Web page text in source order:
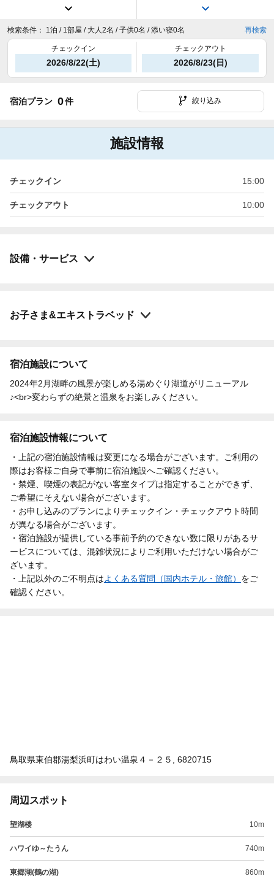
検索条件： 1泊 / 1部屋 / 大人2名 / 子供0名 / 添い寝0名 再検索
チェックイン
2026/8/22(土)
チェックアウト
2026/8/23(日)
宿泊プラン 0件 絞り込み
施設情報
チェックイン 15:00
チェックアウト 10:00
設備・サービス
お子さま&エキストラベッド
宿泊施設について
2024年2月湖畔の風景が楽しめる湯めぐり湖道がリニューアル
♪<br>変わらずの絶景と温泉をお楽しみください。
宿泊施設情報について
・上記の宿泊施設情報は変更になる場合がございます。ご利用の
際はお客様ご自身で事前に宿泊施設へご確認ください。
・禁煙、喫煙の表記がない客室タイプは指定することができず、
ご希望にそえない場合がございます。
・お申し込みのプランによりチェックイン・チェックアウト時間
が異なる場合がございます。
・宿泊施設が提供している事前予約のできない数に限りがあるサ
ービスについては、混雑状況によりご利用いただけない場合がご
ざいます。
・上記以外のご不明点はよくある質問（国内ホテル・旅館） をご
確認ください。
鳥取県東伯郡湯梨浜町はわい温泉４－２５, 6820715
周辺スポット
望湖楼 10m
ハワイゆ～たうん 740m
東郷湖(鶴の湖) 860m